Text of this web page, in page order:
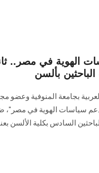
الهوية في مصر..
بألسن
بجامعة المنوفية وعضو
ودعم سياسات الهوية في
السادس بكلية الألسن